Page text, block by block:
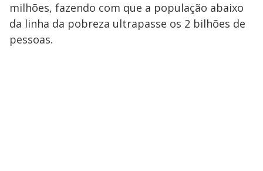
milhões, fazendo com que a população abaixo
da linha da pobreza ultrapasse os 2 bilhões de
pessoas.